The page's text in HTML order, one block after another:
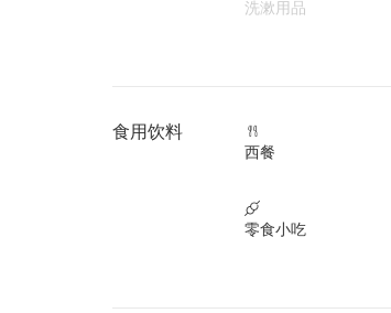
洗漱用品
食用饮料 
西餐

零食小吃